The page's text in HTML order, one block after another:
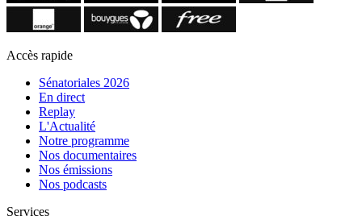
Accès rapide
Sénatoriales 2026
En direct
Replay
L'Actualité
Notre programme
Nos documentaires
Nos émissions
Nos podcasts
Services